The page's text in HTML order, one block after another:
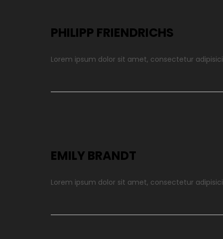
PHILIPP FRIENDRICHS
Lorem ipsum dolor sit amet, consectetur
EMILY BRANDT
Lorem ipsum dolor sit amet, consectetur